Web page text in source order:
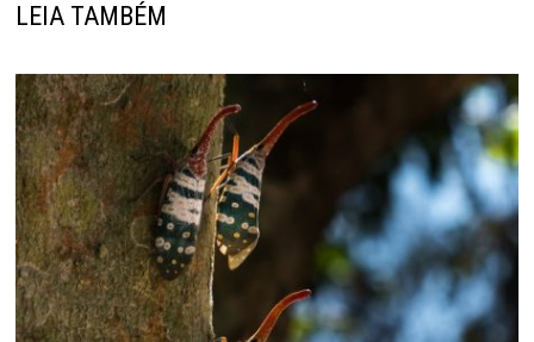
LEIA TAMBÉM